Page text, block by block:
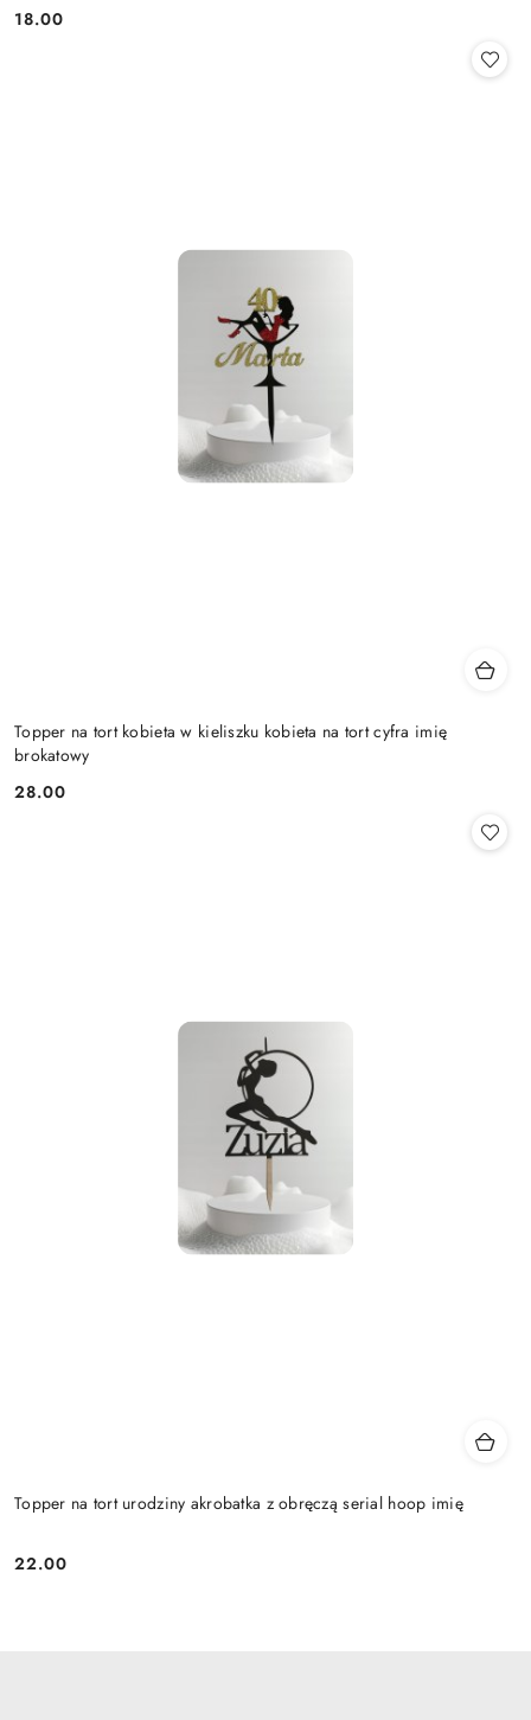
Cena:
18.00
Topper na tort kobieta w kieliszku kobieta na tort cyfra imię
brokatowy
Cena:
28.00
Topper na tort urodziny akrobatka z obręczą serial hoop imię
Cena:
22.00